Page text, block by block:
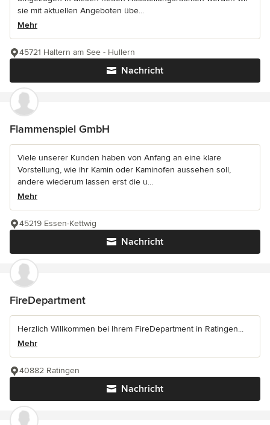
sie mit aktuellen Angeboten übe...
Mehr
Nachricht
45721 Haltern am See - Hullern
Flammenspiel GmbH
Viele unserer Kunden haben von Anfang an eine klare
Vorstellung, wie ihr Kamin oder Kaminofen aussehen soll,
andere wiederum lassen erst die u...
Mehr
Nachricht
45219 Essen-Kettwig
FireDepartment
Herzlich Willkommen bei Ihrem FireDepartment in Ratingen...
Mehr
Nachricht
40882 Ratingen